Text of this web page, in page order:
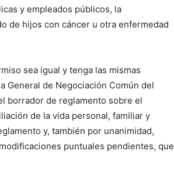
y empleados públicos, la
de hijos con cáncer u otra enfermedad
sea igual y tenga las mismas
General de Negociación Común del
borrador de reglamento sobre el
de la vida personal, familiar y
y, también por unanimidad,
puntuales pendientes, que